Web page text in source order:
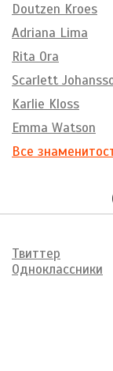
Doutzen Kroes
Adriana Lima
Rita Ora
Scarlett
Karlie Kloss
Emma Watson
Все
Твиттер
Одноклассники